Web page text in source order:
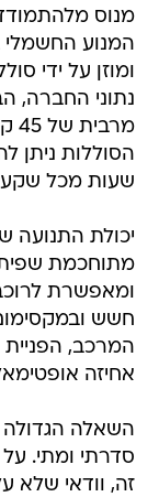
מנוס
ומוזן על ידי
נתוני החברה,
הסוללות ניתן
שעות מכל שקע
יכולת התנועה
ומאפשרת
חשש
המרכב, הפניית
אחיזה
השאלה הגדולה
סדרתי ומתי.
זה, וודאי שלא